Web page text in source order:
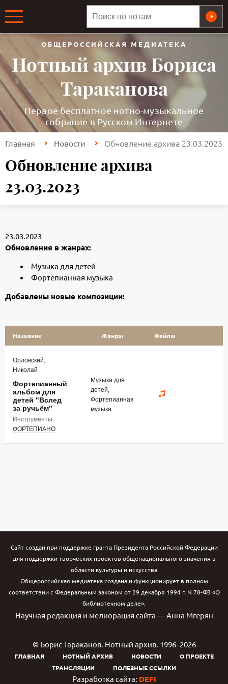
ОБЩЕРОССИЙСКАЯ МЕДИАТЕКА
Нотный архив Бориса
Тараканова
Первое бесплатное нотно-музыкальное
собрание в Русском Интернете
Главная Новости Обновление архива 23.03.2023
Обновление архива
23.03.2023
23.03.2023
Обновления в жанрах:
Музыка для детей
Фортепианная музыка
Добавлены новые композиции:
Название Жанры Файлы
Орловский,
Николай
Фортепианный
альбом для
детей "Вслед
за ручьём"
Инструменты:
ФОРТЕПИАНО
Музыка для
детей,
Фортепианная
музыка
Сайт создан при поддержке гранта Президента Российской Федерации
для поддержки творческих проектов общенационального значения в
области культуры и искусства
Общероссийская медиатека создана и функционирует в полном
соответствии с Федеральным законом от 29 декабря 1994 г. N 78-ФЗ «О
библиотечном деле».
Научная редакция и мелиорация сайта — Анна Мгерян
© Борис Тараканов. Нотный архив. 1996–2026
ГЛАВНАЯ НОТНЫЙ АРХИВ НОВОСТИ
О ПРОЕКТЕ
ТРАНСЛЯЦИИ
ПОЛЕЗНЫЕ ССЫЛКИ
Разработка сайта: DEFI